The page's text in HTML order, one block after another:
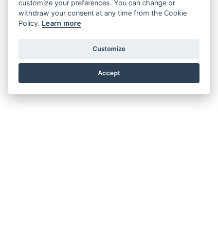
Potrebbeinteressartianche
customize your preferences. You can change or
withdraw your consent at any time from the Cookie
Policy. Learn more
Customize
Accept